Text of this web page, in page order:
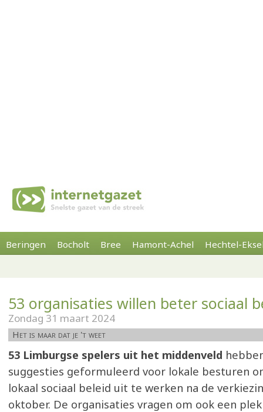
Beringen Bocholt Bree Hamont-Achel Hechtel-
53 organisaties willen beter sociaal
Zondag 31 maart 2024
Het is maar dat je 't weet
53 Limburgse spelers uit het middenveld
suggesties geformuleerd voor lokale besturen
lokaal sociaal beleid uit te werken na de
oktober. De organisaties vragen om ook een